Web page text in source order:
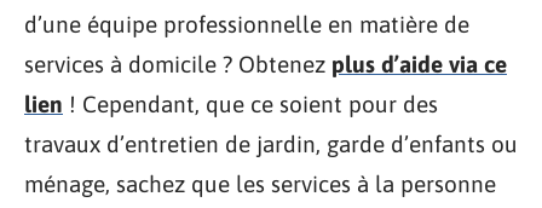
d’une équipe professionnelle en matière de
services à domicile ? Obtenez plus d’aide via ce
lien ! Cependant, que ce soient pour des
travaux d’entretien de jardin, garde d’enfants ou
ménage, sachez que les services à la personne